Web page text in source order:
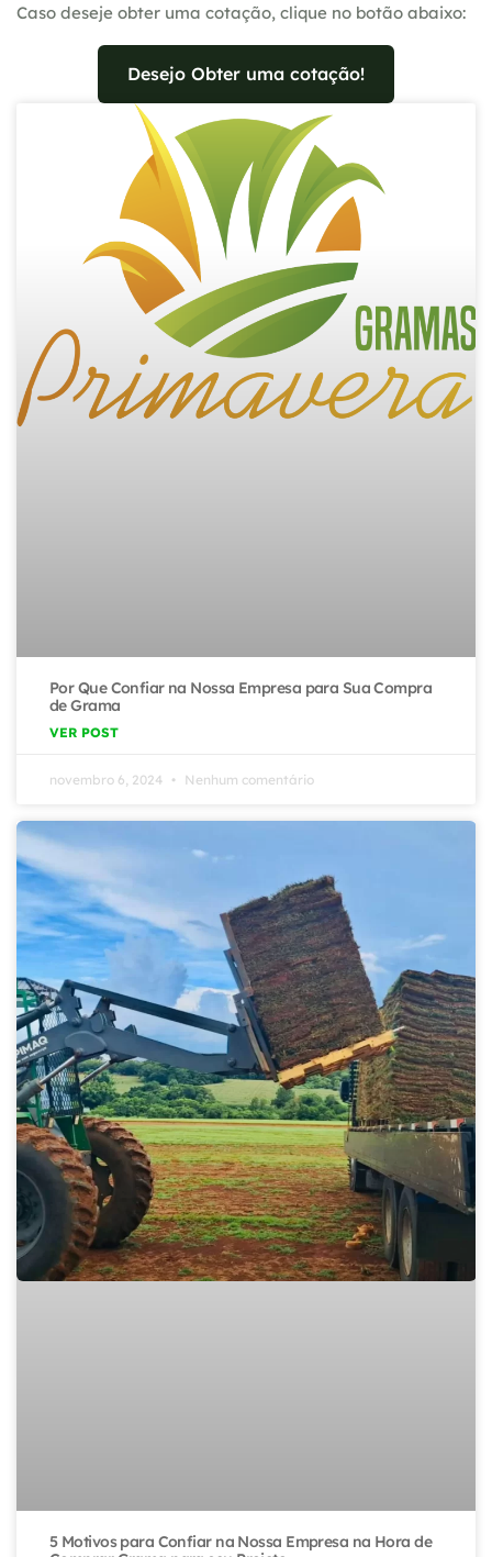
Caso deseje obter uma cotação, clique no botão abaixo:
Desejo Obter uma cotação!
Por Que Confiar na Nossa Empresa para Sua Compra
de Grama
VER POST
novembro 6, 2024 Nenhum comentário
5 Motivos para Confiar na Nossa Empresa na Hora de